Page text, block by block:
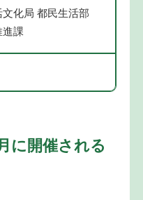
化局 都民生活部
課
に開催される